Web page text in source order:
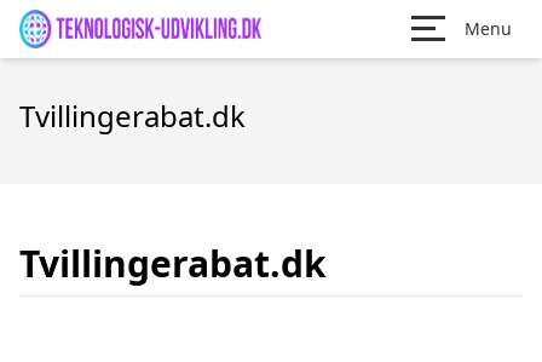
Menu
Tvillingerabat.dk
Tvillingerabat.dk